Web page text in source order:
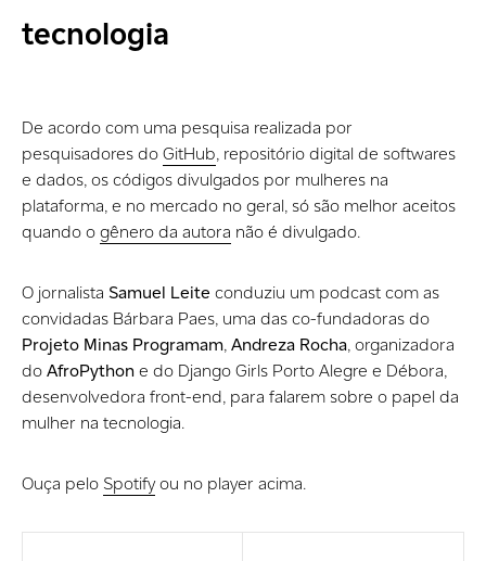
tecnologia
De acordo com uma pesquisa realizada por
pesquisadores doGitHub, repositório digital de softwares
e dados, os códigos divulgados por mulheres na
plataforma, e no mercado no geral, só são melhor aceitos
quando ogênero da autora não é divulgado.
O jornalista Samuel Leite conduziu um podcast com as
convidadas Bárbara Paes, uma das co-fundadoras do
Projeto Minas Programam,Andreza Rocha, organizadora
doAfroPythone do Django Girls Porto Alegre e Débora,
desenvolvedora front-end, para falarem sobre o papel da
mulher na tecnologia.
Ouça pelo Spotifyou no player acima.